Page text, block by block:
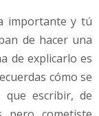
importante y tú
de hacer una
de explicarlo es
cómo se
que escribir, de